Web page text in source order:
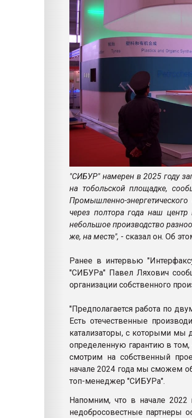
"СИБУР" намерен в 2025 году
на тобольской площадке,
Промышленно-
через полтора года наш центр
небольшое производство
же, на месте", - сказал он. Об
Ранее в интервью
"СИБУРа" Павел Ляхович
организации собственного
"Предполагается работа по
Есть отечественные
катализаторы, с которыми мы
определенную гарантию в
смотрим на собственный
начале 2024 года мы сможем
топ-менеджер "СИБУРа".
Напомним, что в начале
недобросовестные партнеры